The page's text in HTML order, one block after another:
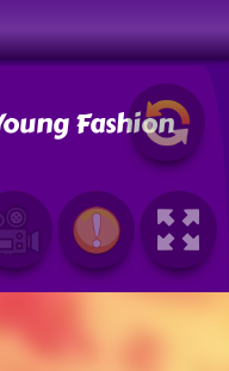
Fashion